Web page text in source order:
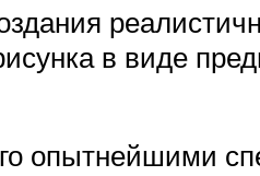
в виде
опытнейшими